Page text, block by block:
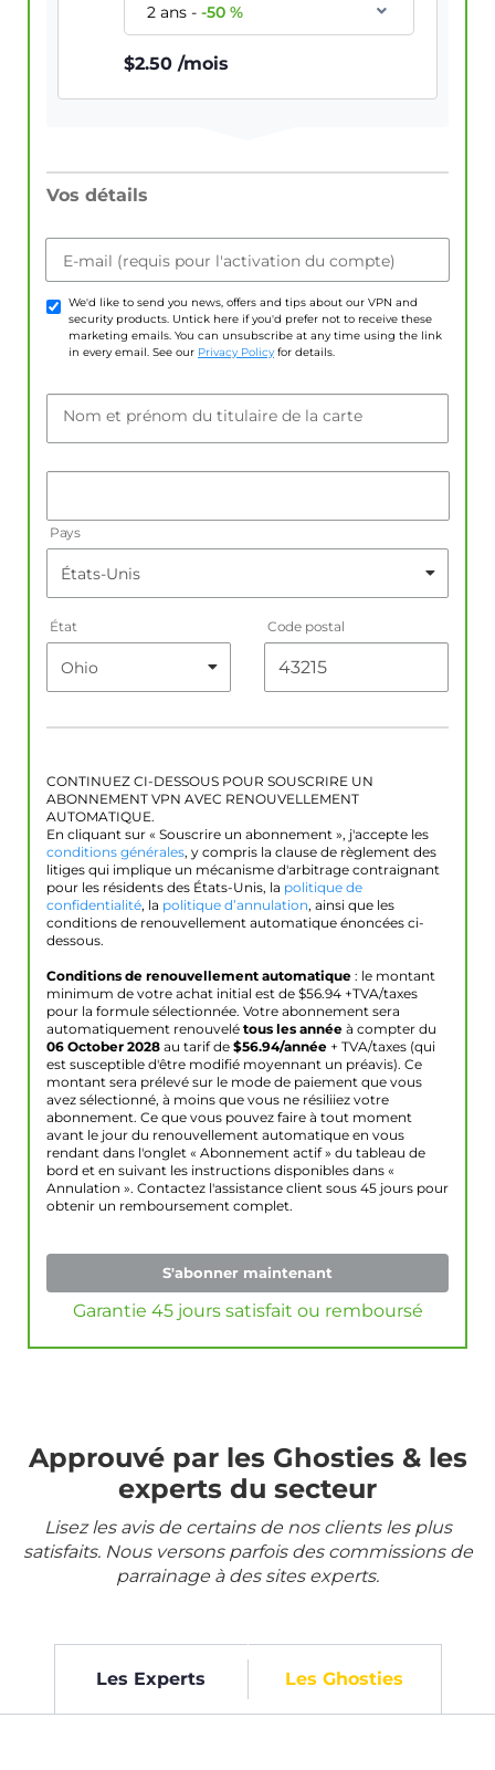
2 ans--50 %
$2.50 /mois
Vos détails
E-mail (requis pour l'activation du compte)
We'd like to send you news, offers and tips about our VPN and
security products. Untick here if you'd prefer not to receive these
marketing emails. You can unsubscribe at any time using the link
in every email. See our Privacy Policy for details.
Nom et prénom du titulaire de la carte
Pays
État Code postal
CONTINUEZ CI-DESSOUS POUR SOUSCRIRE UN
ABONNEMENT VPN AVEC RENOUVELLEMENT
AUTOMATIQUE.
En cliquant sur « Souscrire un abonnement », j'accepte les
conditions générales, y compris la clause de règlement des
litiges qui implique un mécanisme d'arbitrage contraignant
pour les résidents des États-Unis, la politique de
confidentialité, la politique d’annulation, ainsi que les
conditions de renouvellement automatique énoncées ci-
dessous.
Conditions de renouvellement automatique : le montant
minimum de votre achat initial est de $56.94 +TVA/taxes
pour la formule sélectionnée. Votre abonnement sera
automatiquement renouvelé tous les année à compter du
06 October 2028 au tarif de $56.94/année + TVA/taxes (qui
est susceptible d'être modifié moyennant un préavis). Ce
montant sera prélevé sur le mode de paiement que vous
avez sélectionné, à moins que vous ne résiliiez votre
abonnement. Ce que vous pouvez faire à tout moment
avant le jour du renouvellement automatique en vous
rendant dans l'onglet « Abonnement actif » du tableau de
bord et en suivant les instructions disponibles dans «
Annulation ». Contactez l'assistance client sous 45 jours pour
obtenir un remboursement complet.
S'abonner maintenant
Garantie 45 jours satisfait ou remboursé
Approuvé par les Ghosties & les
experts du secteur
Lisez les avis de certains de nos clients les plus
satisfaits. Nous versons parfois des commissions de
parrainage à des sites experts.
Les Experts Les Ghosties